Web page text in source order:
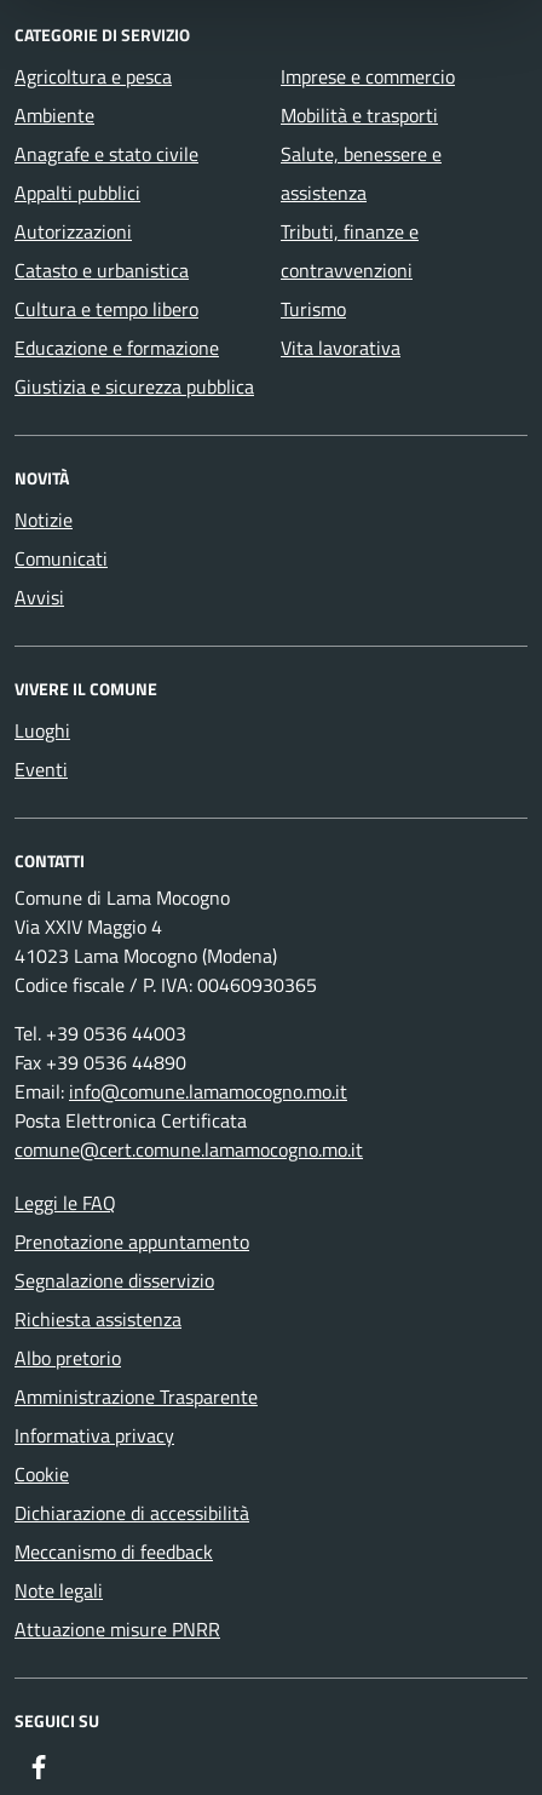
CATEGORIE DI SERVIZIO
Agricoltura e pesca
Ambiente
Anagrafe e stato civile
Appalti pubblici
Autorizzazioni
Catasto e urbanistica
Cultura e tempo libero
Educazione e formazione
Giustizia e sicurezza pubblica
Imprese e commercio
Mobilità e trasporti
Salute, benessere e
assistenza
Tributi, finanze e
contravvenzioni
Turismo
Vita lavorativa
NOVITÀ
Notizie
Comunicati
Avvisi
VIVERE IL COMUNE
Luoghi
Eventi
CONTATTI
Comune di Lama Mocogno
Via XXIV Maggio 4
41023 Lama Mocogno (Modena)
Codice fiscale / P. IVA: 00460930365
Tel. +39 0536 44003
Fax +39 0536 44890
Email: info@comune.lamamocogno.mo.it
Posta Elettronica Certificata
comune@cert.comune.lamamocogno.mo.it
Leggi le FAQ
Prenotazione appuntamento
Segnalazione disservizio
Richiesta assistenza
Albo pretorio
Amministrazione Trasparente
Informativa privacy
Cookie
Dichiarazione di accessibilità
Meccanismo di feedback
Note legali
Attuazione misure PNRR
SEGUICI SU